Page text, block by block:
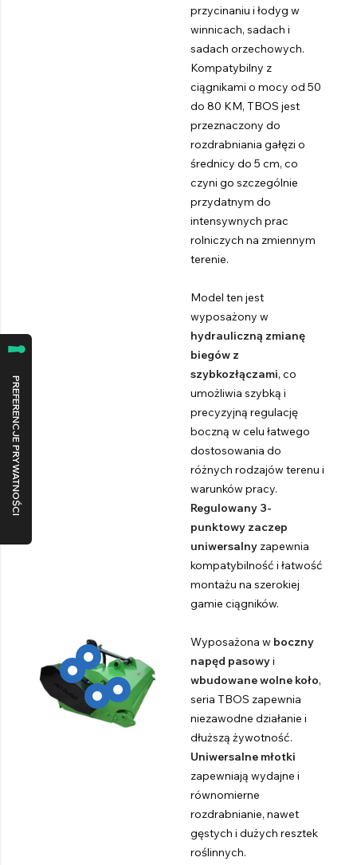
przycinaniu i łodyg w
winnicach, sadach i
sadach orzechowych.
Kompatybilny z
ciągnikami o mocy od 50
do 80 KM, TBOS jest
przeznaczony do
rozdrabniania gałęzi o
średnicy do 5 cm, co
czyni go szczególnie
przydatnym do
intensywnych prac
rolniczych na zmiennym
terenie.
Model ten jest
wyposażony w
hydrauliczną zmianę
biegów z
szybkozłączami, co
umożliwia szybką i
precyzyjną regulację
boczną w celu łatwego
dostosowania do
różnych rodzajów terenu i
warunków pracy.
Regulowany 3-
punktowy zaczep
uniwersalny zapewnia
kompatybilność i łatwość
montażu na szerokiej
gamie ciągników.
Wyposażona w boczny
napęd pasowyi
wbudowane wolne koło,
seria TBOS zapewnia
niezawodne działanie i
dłuższą żywotność.
Uniwersalne młotki
zapewniają wydajne i
równomierne
rozdrabnianie, nawet
gęstych i dużych resztek
roślinnych.